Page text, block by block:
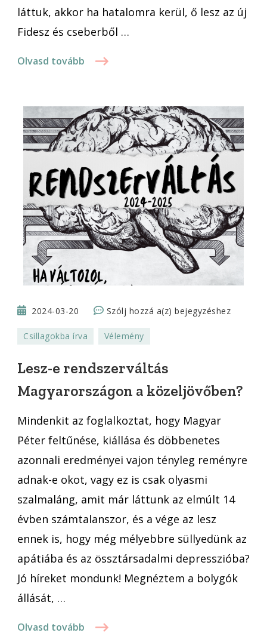
láttuk, akkor ha hatalomra kerül, ő lesz az új
Fidesz és cseberből …
Olvasd tovább
2024-03-20 Szólj hozzá a(z)Lesz-
közeljövőben?
bejegyzéshez
Csillagokba írva Vélemény
Lesz-e rendszerváltás
Magyarországon a közeljövőben?
Mindenkit az foglalkoztat, hogy Magyar
Péter feltűnése, kiállása és döbbenetes
azonnali eredményei vajon tényleg reményre
adnak-e okot, vagy ez is csak olyasmi
szalmaláng, amit már láttunk az elmúlt 14
évben számtalanszor, és a vége az lesz
ennek is, hogy még mélyebbre süllyedünk az
apátiába és az össztársadalmi depresszióba?
Jó híreket mondunk! Megnéztem a bolygók
állását, …
Olvasd tovább